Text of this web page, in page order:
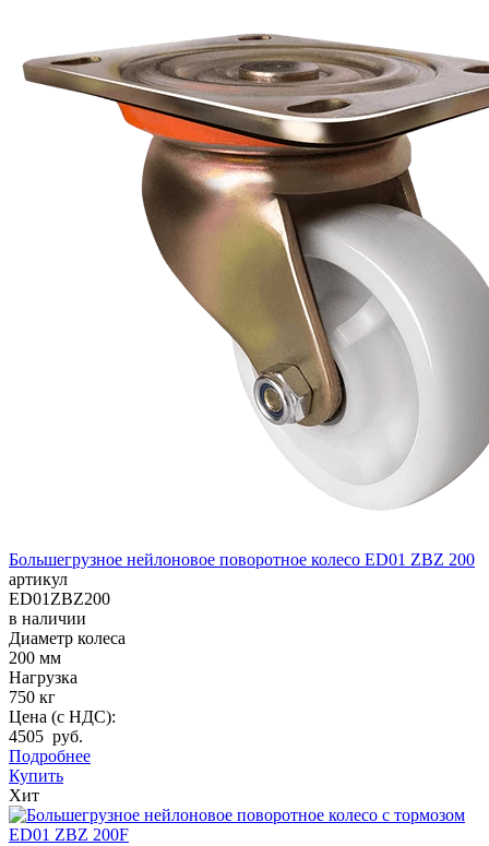
Большегрузное нейлоновое поворотное колесо ED01 ZBZ 200
артикул
ED01ZBZ200
в наличии
Диаметр колеса
200 мм
Нагрузка
750 кг
Цена (с НДС):
4505 руб.
Подробнее
Купить
Хит